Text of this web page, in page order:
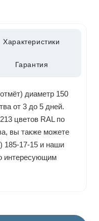
Характеристики
Гарантия
диаметр 150
от 3 до 5 дней.
цветов RAL по
вы также можете
185-17-15 и наши
интересующим